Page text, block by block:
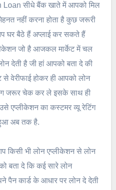
सीधे बैंक खाते में आपको मिल
नहीं करना होता है कुछ जरूरी
घर बैठे हैं अप्लाई कर सकते हैं
जो है आजकल मार्केट में चल
देती है जी हां आपको बता दे की
से वेरीफाई होकर ही आपको लोन
जरूर चेक कर ले इसके साथ ही
एप्लीकेशन का कस्टमर व्यू रेटिंग
हुआ अब तक है.
किसी भी लोन एप्लीकेशन से लोन
दे कि कई सारे लोन
पैन कार्ड के आधार पर लोन दे देती